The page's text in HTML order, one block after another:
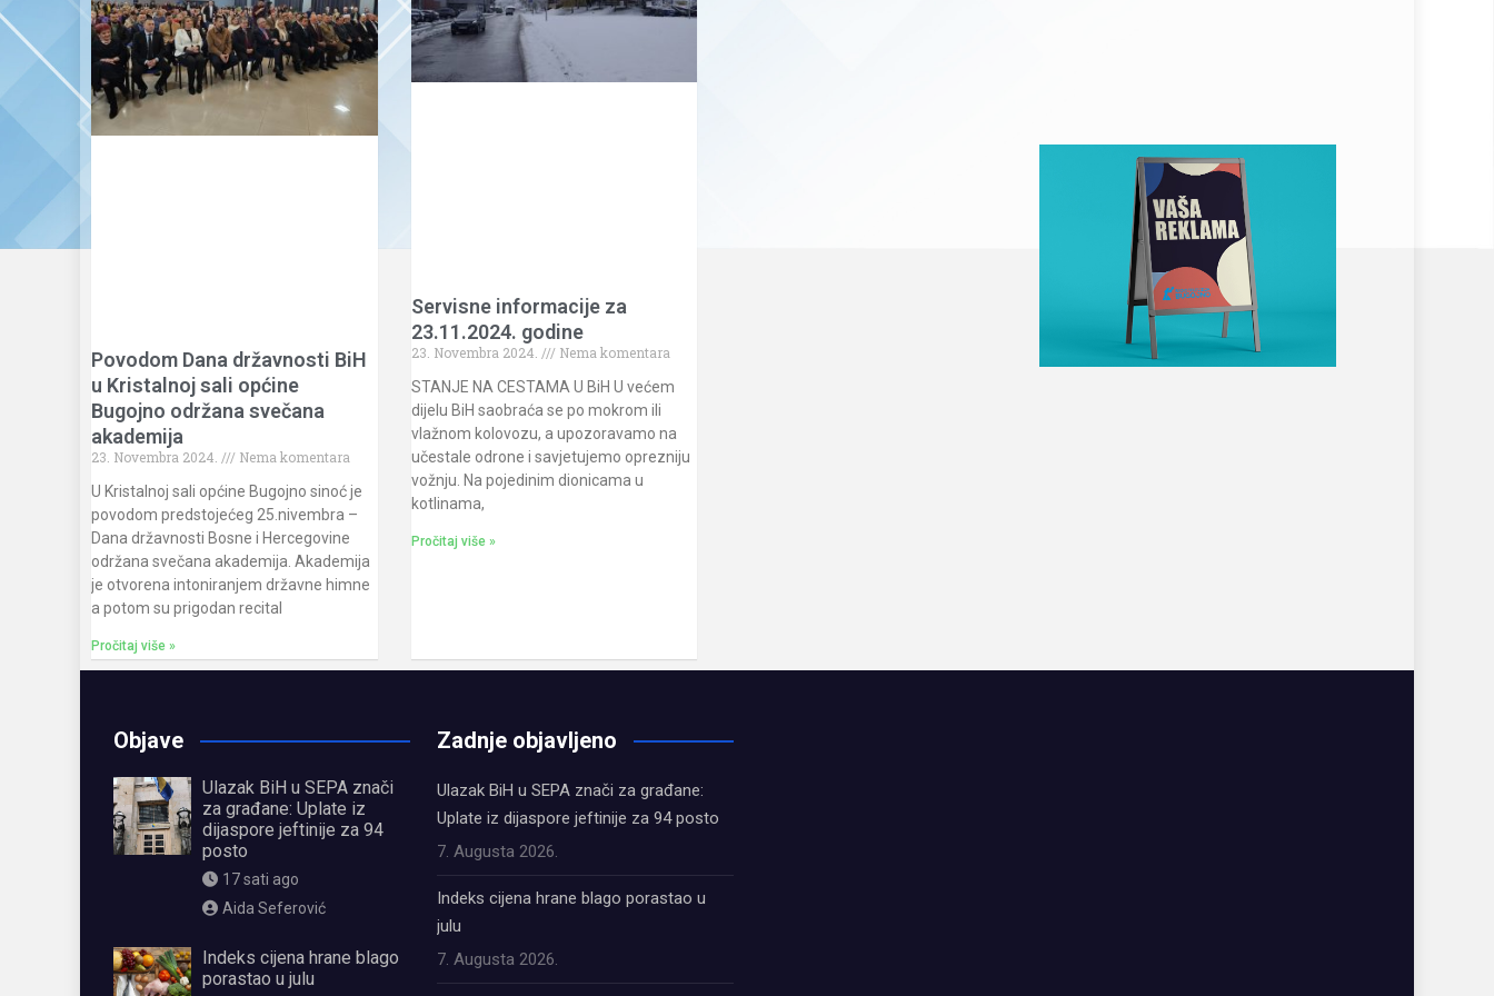
Povodom Dana državnosti BiH
u Kristalnoj sali općine
Bugojno održana svečana
akademija
23. Novembra 2024.
Nema komentara
U Kristalnoj sali općine Bugojno sinoć je
povodom predstojećeg 25.nivembra –
Dana državnosti Bosne i Hercegovine
održana svečana akademija. Akademija
je otvorena intoniranjem državne himne
a potom su prigodan recital
Pročitaj više »
Servisne informacije za
23.11.2024. godine
23. Novembra 2024.
Nema komentara
STANJE NA CESTAMA U BiH U većem
dijelu BiH saobraća se po mokrom ili
vlažnom kolovozu, a upozoravamo na
učestale odrone i savjetujemo oprezniju
vožnju. Na pojedinim dionicama u
kotlinama,
Pročitaj više »
Objave
Ulazak BiH u SEPA znači
za građane: Uplate iz
dijaspore jeftinije za 94
posto
17 sati ago
Aida Seferović
Indeks cijena hrane blago
porastao u julu
Zadnje objavljeno
Ulazak BiH u SEPA znači za građane:
Uplate iz dijaspore jeftinije za 94 posto
7. Augusta 2026.
Indeks cijena hrane blago porastao u
julu
7. Augusta 2026.